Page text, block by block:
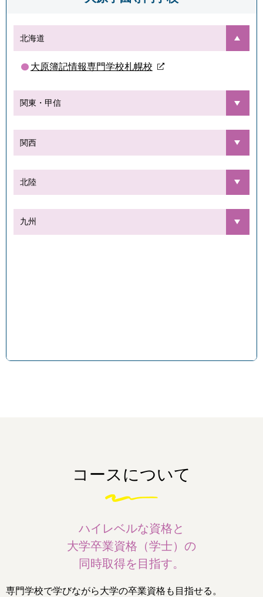
北海道
大原簿記情報専門学校札幌校
関東・甲信
関西
北陸
九州
コースについて
ハイレベルな資格と
大学卒業資格（学士）の
同時取得を目指す。
専門学校で学びながら大学の卒業資格も目指せる。